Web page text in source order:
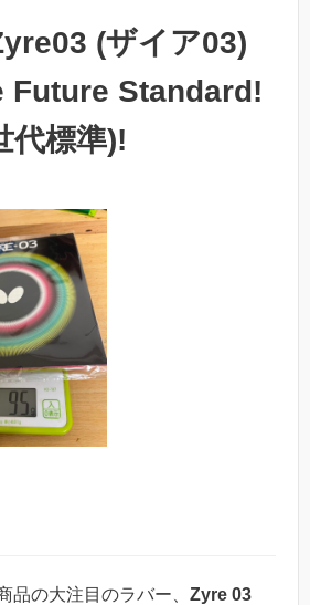
(ザイア03)
Future Standard!
代標準)!
の大注目のラバー、 Zyre 03